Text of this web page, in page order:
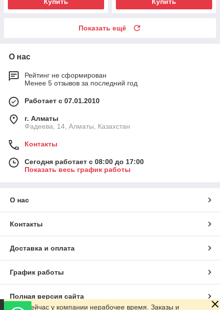
Купить Купить
Показать ещё
О нас
Рейтинг не сформирован
Менее 5 отзывов за последний год
Работает с 07.01.2010
г. Алматы
Фадеева, 14, Алматы, Казахстан
Контакты
Сегодня работает с 08:00 до 17:00
Показать весь график работы
О нас
Контакты
Доставка и оплата
График работы
Полная версия сайта
Сейчас у компании нерабочее время. Заказы и